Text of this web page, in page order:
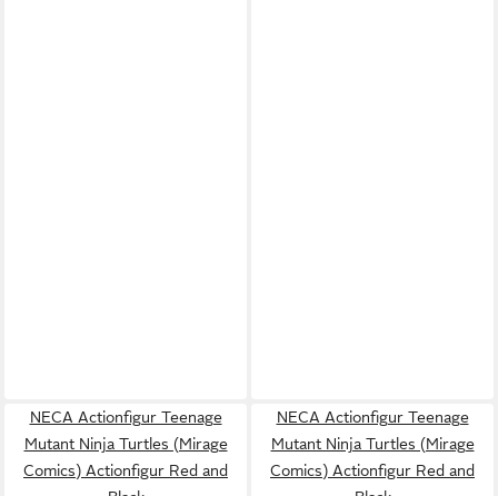
NECA Actionfigur Teenage
Mutant Ninja Turtles (Mirage
Comics) Actionfigur Red and
NECA Actionfigur Teenage
Mutant Ninja Turtles (Mirage
Comics) Actionfigur Red and